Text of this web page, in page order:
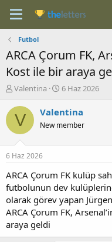
Futbol
ARCA Çorum FK,
Kost ile bir araya
K
n
b
u
u
b
a
ş
l
a
t
a
n
Valentina
B
ş
a
ç
a
r
i
i
6 Haz 2026
V Valentina
New member
6 Haz 2026
ARCA Çorum FK kulüp
futbolunun dev
olarak görev yapan
ARCA Çorum FK,
araya geldi